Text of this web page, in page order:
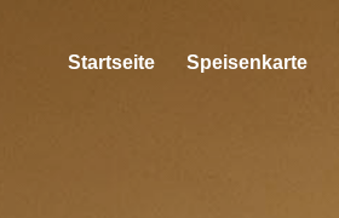
Startseite Speisenkarte